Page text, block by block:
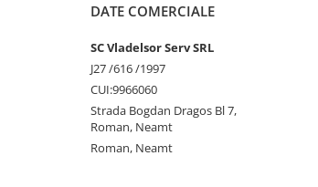
DATE COMERCIALE
SC Vladelsor Serv SRL
J27 /616 /1997
CUI:9966060
Strada Bogdan Dragos Bl 7,
Roman, Neamt
Roman, Neamt